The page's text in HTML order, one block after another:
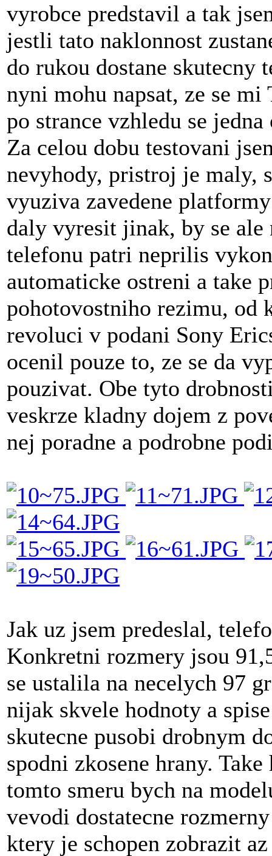
vyrobce predstavil a tak
jestli tato naklonnost
do rukou dostane skutecny
nyni mohu napsat, ze se
po strance vzhledu se
Za celou dobu testovani
nevyhody, pristroj je maly,
vyuziva zavedene
daly vyresit jinak, by se
telefonu patri neprilis
automaticke ostreni a take
pohotovostniho rezimu, od
revoluci v podani Sony
ocenil pouze to, ze se da
pouzivat. Obe tyto
veskrze kladny dojem z
nej poradne a podrobne
Jak uz jsem predeslal,
Konkretni rozmery jsou
se ustalila na necelych 97
nijak skvele hodnoty a
skutecne pusobi drobnym
spodni zkosene hrany.
tomto smeru bych na
vevodi dostatecne
ktery je schopen zobrazit